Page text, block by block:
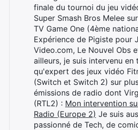
finale du tournoi du jeu
Super Smash Bros Melee
TV Game One (4ème
Expérience de Pigiste pour
Video.com, Le Nouvel Obs
ailleurs, je suis intervenu en
qu'expert des jeux vidéo
(Switch et Switch 2) sur
émissions de radio dont
(RTL2) : Mon intervention
Radio (Europe 2) Je suis
passionné de Tech, de